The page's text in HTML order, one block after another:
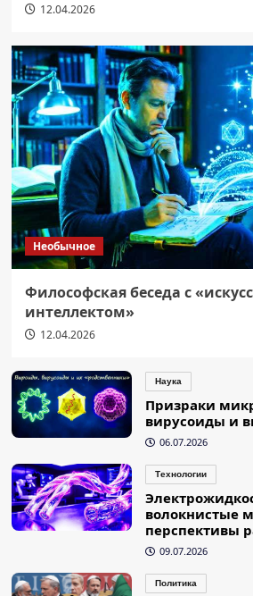
12.04.2026
Необычное
Философская беседа с
интеллектом»
12.04.2026
Наука
Призраки
вирусоиды и
06.07.2026
Технологии
волокнистые
перспективы
09.07.2026
Политика